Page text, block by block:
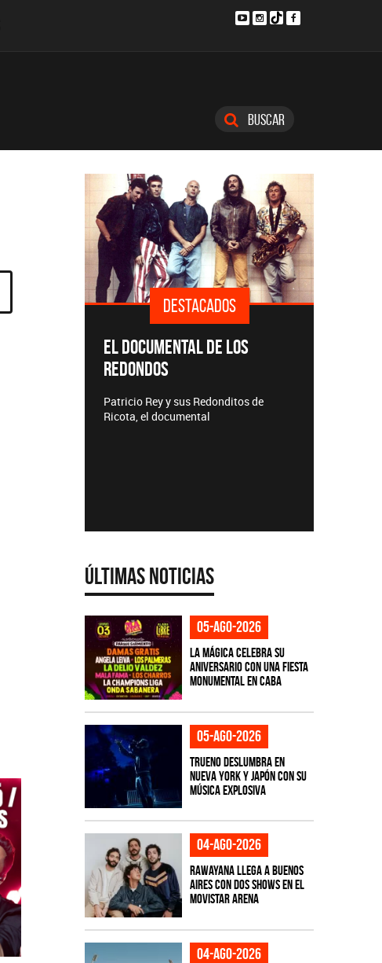
Buscar
DESTACADOS
EL DOCUMENTAL DE LOS
REDONDOS
Patricio Rey y sus Redonditos de
Ricota, el documental
Últimas Noticias
05-ago-2026
La Mágica celebra su
aniversario con una fiesta
monumental en CABA
05-ago-2026
TRUENO deslumbra en
Nueva York y Japón con su
música explosiva
04-ago-2026
Rawayana llega a Buenos
Aires con dos shows en el
Movistar Arena
04-ago-2026